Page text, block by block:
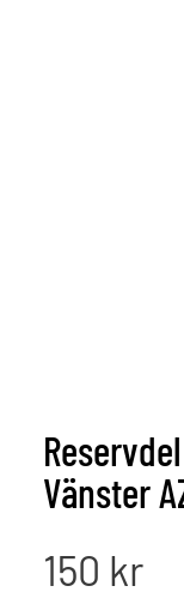
Vänster
150 kr